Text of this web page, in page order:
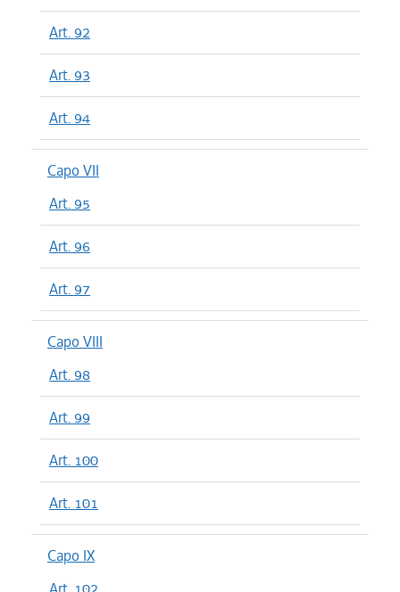
Art. 92
Art. 93
Art. 94
Capo VII
Art. 95
Art. 96
Art. 97
Capo VIII
Art. 98
Art. 99
Art. 100
Art. 101
Capo IX